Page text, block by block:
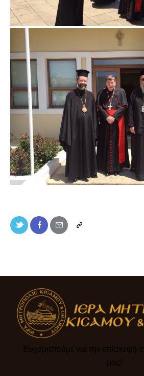
Ευχαριστούμε για την επίσκεψή
μας!​